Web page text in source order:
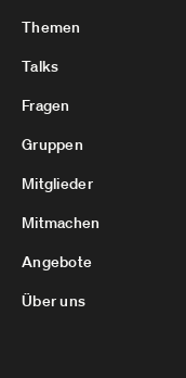
Themen
Talks
Fragen
Gruppen
Mitglieder
Mitmachen
Angebote
Über uns